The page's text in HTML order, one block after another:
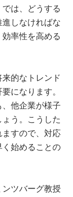
は、どうする
しなければな
率性を高める
的なトレンド
になります。
他企業が様子
う。こうした
すので、対応
始めることの
ツバーグ教授